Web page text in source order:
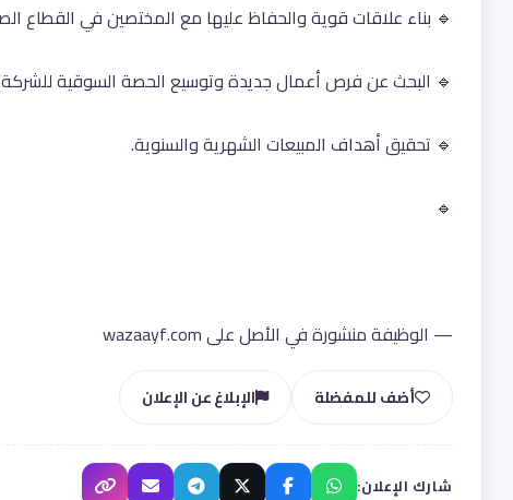
🔹 بناء علاقات قوية والحفاظ عليها مع المختصين في القطاع
🔹 البحث عن فرص أعمال جديدة وتوسيع الحصة السوقية
🔹 تحقيق أهداف المبيعات الشهرية والسنوية.
🔹
— الوظيفة منشورة في الأصل على wazaayf.com
أضف للمفضلة الإبلاغ عن الإعلان
شارك الإعلان: